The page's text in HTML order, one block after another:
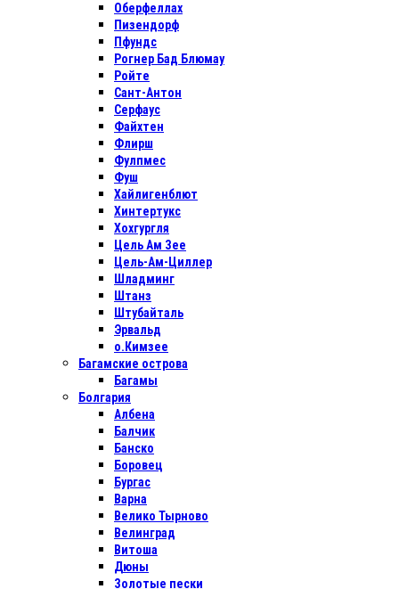
Оберфеллах
Пизендорф
Пфундс
Рогнер Бад Блюмау
Ройте
Сант-Антон
Серфаус
Файхтен
Флирш
Фулпмес
Фуш
Хайлигенблют
Хинтертукс
Хохгургля
Цель Ам Зее
Цель-Ам-Циллер
Шладминг
Штанз
Штубайталь
Эрвальд
о.Кимзее
Багамские острова
Багамы
Болгария
Албена
Балчик
Банско
Боровец
Бургас
Варна
Велико Тырново
Велинград
Витоша
Дюны
Золотые пески